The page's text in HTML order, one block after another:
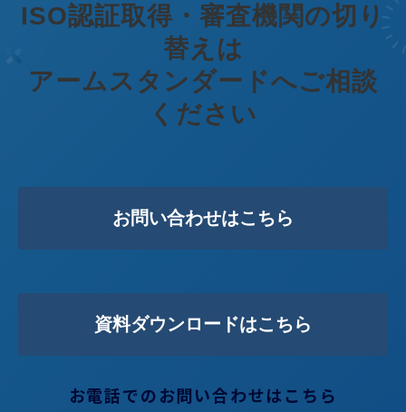
ISO認証取得・審査機関の切り
替えは
アームスタンダードへご相談
ください
お問い合わせはこちら
資料ダウンロードはこちら
お電話でのお問い合わせはこちら